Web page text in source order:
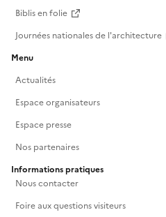
Biblis en folie
Journées nationales de l'architecture
Menu
Actualités
Espace organisateurs
Espace presse
Nos partenaires
Informations pratiques
Nous contacter
Foire aux questions visiteurs